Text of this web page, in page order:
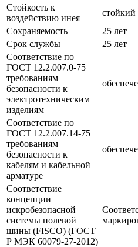
Стойкость к
воздействию инея
стойкий
Сохраняемость
25 лет
Срок службы
25 лет
Соответствие по
ГОСТ 12.2.007.0-75
требованиям
безопасности к
электротехническим
изделиям
Соответствие по
ГОСТ 12.2.007.14-75
требованиям
безопасности к
кабелям и кабельной
арматуре
Соответствие
концепции
искробезопасной
системы полевой
шины (FISCO) (ГОСТ
Р МЭК 60079-27-2012)